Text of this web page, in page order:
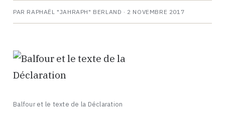
PAR RAPHAËL "JAHRAPH" BERLAND · 2 NOVEMBRE 2017
Balfour et le texte de la Déclaration